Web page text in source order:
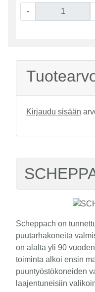
-
Kirjaudu sisään
Scheppach on
puutarhakoneita
on alalta yli 90
toiminta alkoi ensin
puuntyöstökoneiden
laajentuneisiin